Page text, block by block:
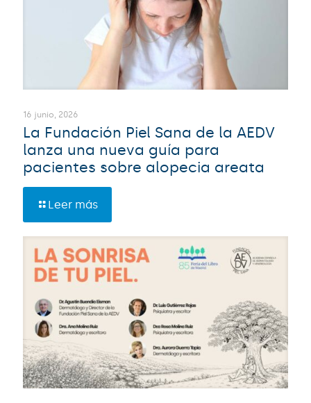
16 junio, 2026
La Fundación Piel Sana de la AEDV
lanza una nueva guía para
pacientes sobre alopecia areata
Leer más